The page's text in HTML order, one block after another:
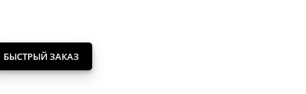
БЫСТРЫЙ ЗАКАЗ